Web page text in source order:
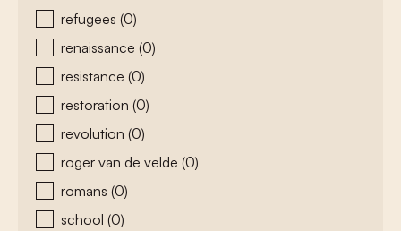
refugees (0)
renaissance (0)
resistance (0)
restoration (0)
revolution (0)
roger van de velde (0)
romans (0)
school (0)